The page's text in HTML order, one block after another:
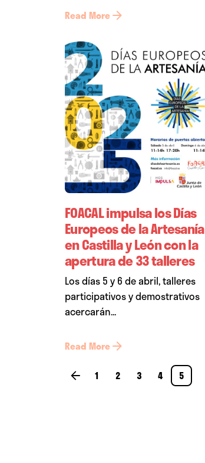
Read More
FOACAL impulsa los Días
Europeos de la Artesanía
en Castilla y León con la
apertura de 33 talleres
Los días 5 y 6 de abril, talleres
participativos y demostrativos
acercarán...
Read More
1 2 3 4 5